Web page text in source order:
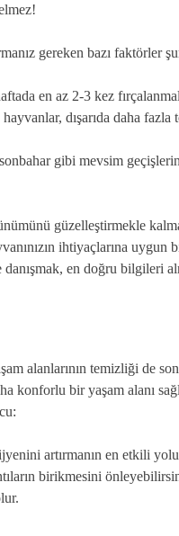
gereken bazı faktörler
en az 2-3 kez
dışarıda daha
gibi mevsim
güzelleştirmekle
ihtiyaçlarına uygun
en doğru bilgileri
alanlarının temizliği de
konforlu bir yaşam alanı
artırmanın en etkili
birikmesini